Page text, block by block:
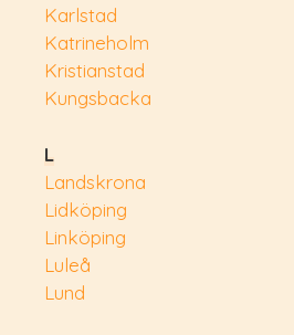
Karlstad
Katrineholm
Kristianstad
Kungsbacka
L
Landskrona
Lidköping
Linköping
Luleå
Lund